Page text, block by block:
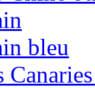
bleu